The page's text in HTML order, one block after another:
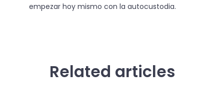
empezar hoy mismo con la autocustodia.
Related articles